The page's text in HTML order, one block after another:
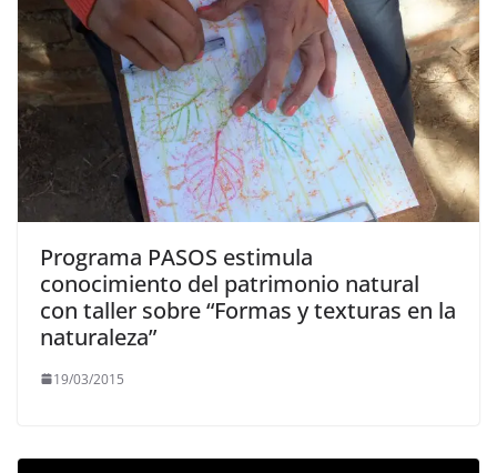
Programa PASOS estimula
conocimiento del patrimonio natural
con taller sobre “Formas y texturas en la
naturaleza”
19/03/2015